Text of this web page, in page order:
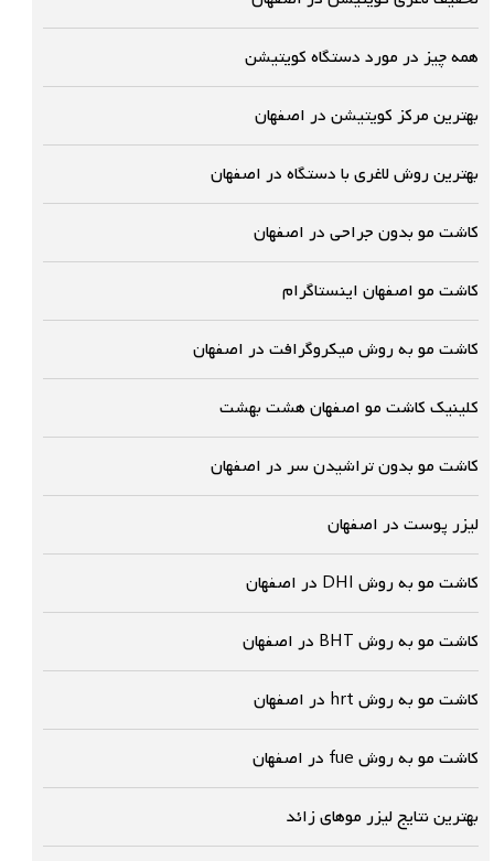
همه چیز در مورد دستگاه کویتیشن
بهترین مرکز کویتیشن در اصفهان
بهترین روش لاغری با دستگاه در اصفهان
کاشت مو بدون جراحی در اصفهان
کاشت مو اصفهان اینستاگرام
کاشت مو به روش میکروگرافت در اصفهان
کلینیک کاشت مو اصفهان هشت بهشت
کاشت مو بدون تراشیدن سر در اصفهان
لیزر پوست در اصفهان
کاشت مو به روش DHI در اصفهان
کاشت مو به روش BHT در اصفهان
کاشت مو به روش hrt در اصفهان
کاشت مو به روش fue در اصفهان
بهترین نتایج لیزر موهای زائد